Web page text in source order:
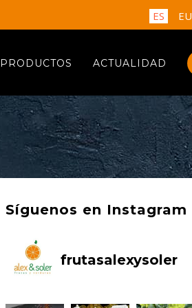
EU
ES
PRODUCTOS ACTUALIDAD
Síguenos en Instagram
frutasalexysoler